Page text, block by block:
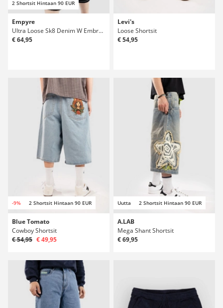
2 Shortsit Hintaan 90 EUR
Empyre
Ultra Loose Sk8 Denim W Embroidery Shortsit
€ 64,95
Levi's
Loose Shortsit
€ 54,95
-9% 2 Shortsit Hintaan 90 EUR
Blue Tomato
Cowboy Shortsit
€ 54,95 € 49,95
Uutta 2 Shortsit Hintaan 90 EUR
A.LAB
Mega Shant Shortsit
€ 69,95